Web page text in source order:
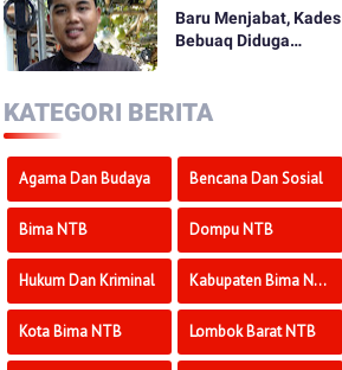
Baru Menjabat, Kades
Bebuaq Diduga
KATEGORI BERITA
Agama Dan Budaya Bencana Dan Sosial
Bima NTB Dompu NTB
Hukum Dan Kriminal Kabupaten Bima NTB
Kota Bima NTB Lombok Barat NTB